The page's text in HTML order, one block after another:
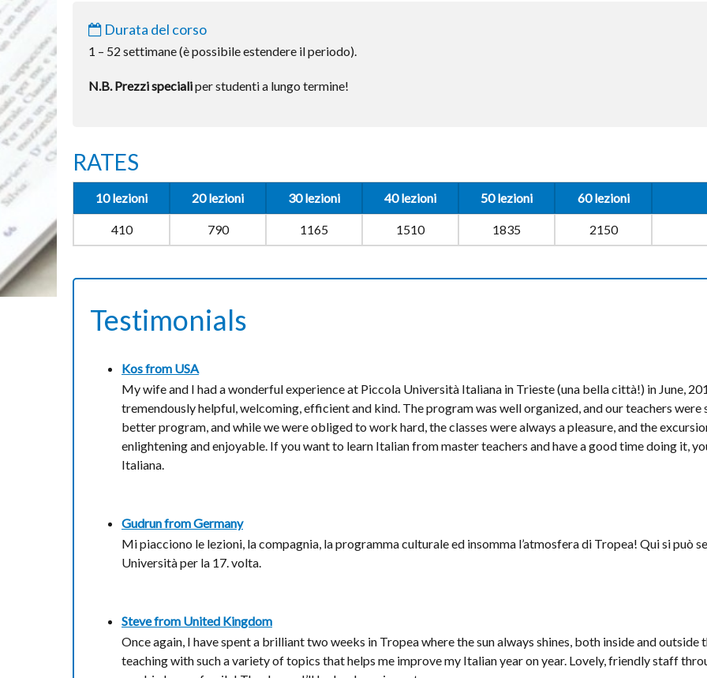
Durata del corso
1 – 52 settimane (è possibile estendere il periodo).
N.B. Prezzi specialiper studenti a lungo termine!
RATES
10 lezioni 20 lezioni 30 lezioni 40 lezioni 50 lezioni 60 lezioni
410 790 1165 1510 1835 2150
Testimonials
Kos from USA
My wife and I had a wonderful experience at Piccola Università Italiana in Trieste (una bella città!) in June,
tremendously helpful, welcoming, efficient and kind. The program was well organized, and our teachers
better program, and while we were obliged to work hard, the classes were always a pleasure, and the
enlightening and enjoyable. If you want to learn Italian from master teachers and have a good time doing it,
Italiana.
Gudrun fromGermany
Mi piacciono le lezioni, la compagnia, la programma culturale ed insomma l’atmosfera di Tropea! Qui si può
Università per la 17. volta.
Steve from United Kingdom
Once again, I have spent a brilliant two weeks in Tropea where the sun always shines, both inside and
teaching with such a variety of topics that helps me improve my Italian year on year. Lovely, friendly staff